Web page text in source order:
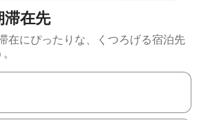
在先
在にぴったりな、くつろげる宿泊先
たら、上下の矢印キーを使って移動するか